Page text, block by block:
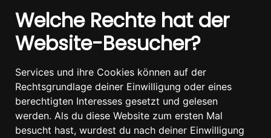
Welche Rechte hat der
Website-Besucher?
Services und ihre Cookies können auf der
Rechtsgrundlage deiner Einwilligung oder eines
berechtigten Interesses gesetzt und gelesen
werden. Als du diese Website zum ersten Mal
besucht hast, wurdest du nach deiner Einwilligung